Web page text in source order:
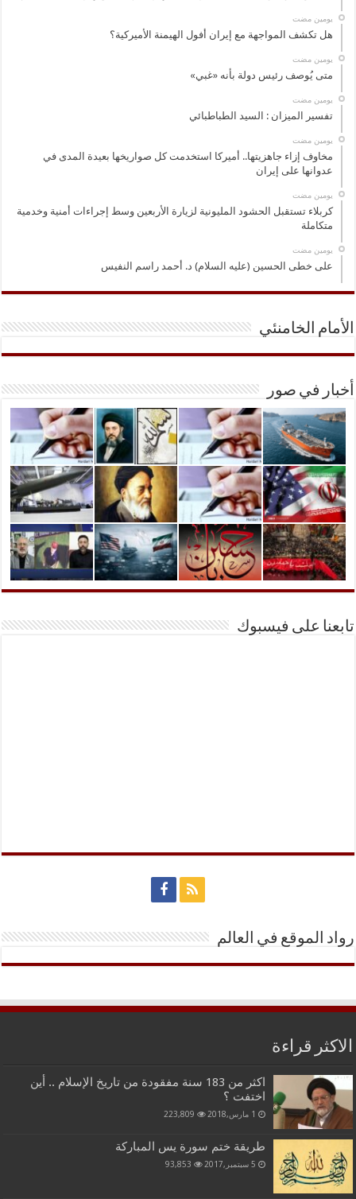
‏يومين مضت
هل تكشف المواجهة مع إيران أفول الهيمنة الأميركية؟
‏يومين مضت
متى يُوصف رئيس دولة بأنه «غبي»
‏يومين مضت
تفسير الميزان : السيد الطباطبائي
‏يومين مضت
مخاوف إزاء جاهزيتها.. أميركا استخدمت كل صواريخها بعيدة المدى في
عدوانها على إيران
‏يومين مضت
كربلاء تستقبل الحشود المليونية لزيارة الأربعين وسط إجراءات أمنية وخدمية
متكاملة
‏يومين مضت
على خطى الحسين (عليه السلام) د. أحمد راسم النفيس
الأمام الخامنئي
أخبار في صور
تابعنا على فيسبوك
رواد الموقع في العالم
الاكثر قراءة
اكثر من 183 سنة مفقودة من تاريخ الإسلام .. أين
اختفت ؟
1 مارس,2018 223,809
طريقة ختم سورة يس المباركة
5 سبتمبر,2017 93,853